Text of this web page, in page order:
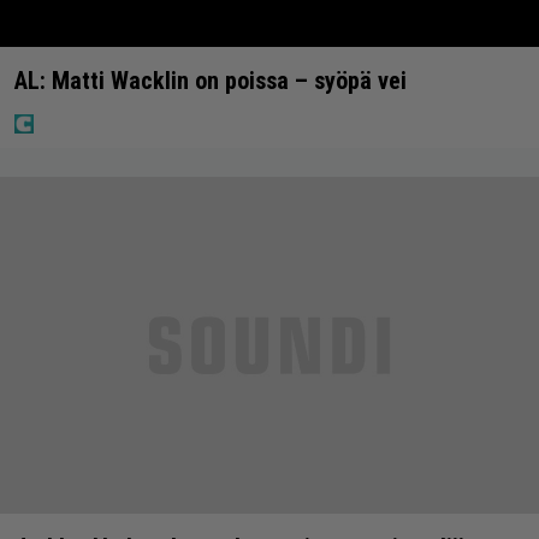
AL: Matti Wacklin on poissa – syöpä vei